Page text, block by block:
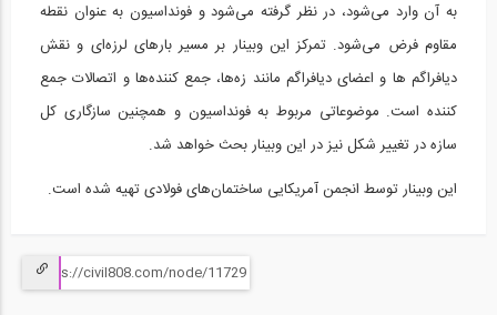
1:32:08
اصول پایداری سازه‌ای در طراحی سازه‌های...
1:43:00
جوشکاری - کاربردهای خاص
به آن وارد می‌شود، در نظر گرفته می‌شود و فونداسیون به عنوان نقطه
مقاوم فرض می‌شود. تمرکز این وبینار بر مسیر بارهای لرزه‌ای و نقش
دیافراگم ­ها و اعضای دیافراگم مانند زه‌ها، جمع کننده‌ها و اتصالات جمع
کننده است. موضوعاتی مربوط به فونداسیون و همچنین سازگاری کل
سازه در تغییر شکل نیز در این وبینار بحث خواهد شد.
این وبینار توسط انجمن آمریکایی ساختمان‌های فولادی تهیه شده است.